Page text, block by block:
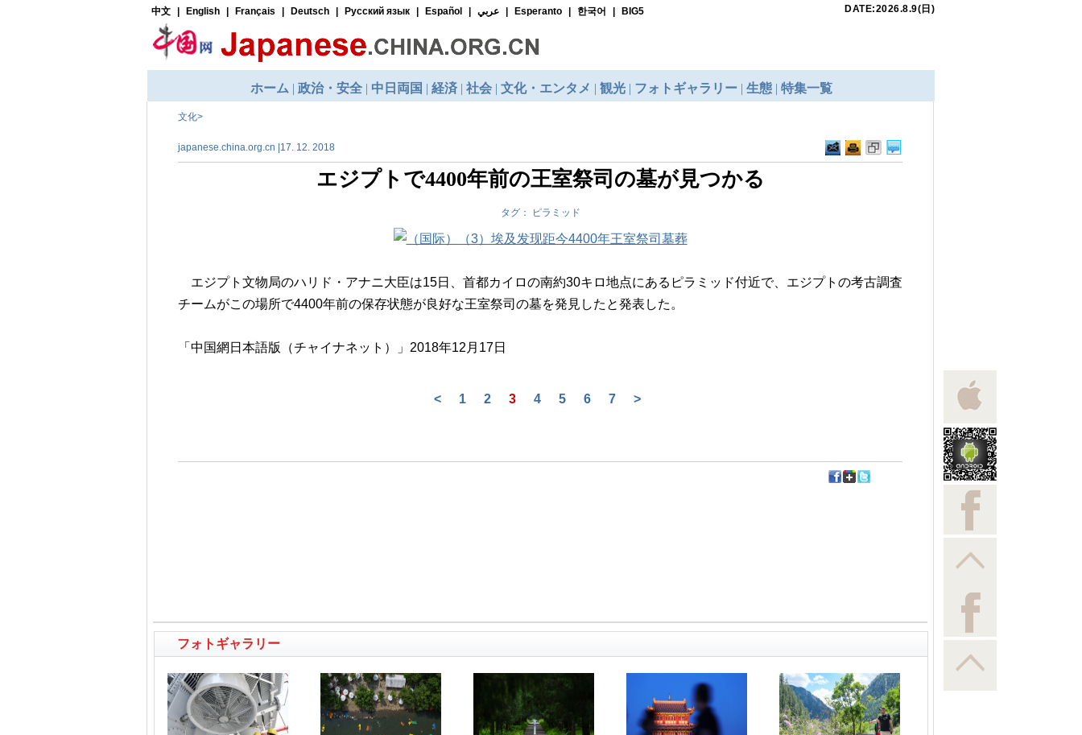
文化>
japanese.china.org.cn |17. 12. 2018
エジプトで4400年前の王室祭司の墓が見つかる
タグ： ピラミッド
エジプト文物局のハリド・アナニ大臣は15日、首都カイロの南約30キロ地点にあるピラミッド付近で、エジプトの考古調査
チームがこの場所で4400年前の保存状態が良好な王室祭司の墓を発見したと発表した。
「中国網日本語版（チャイナネット）」2018年12月17日
< 1 2 3 4 5 6 7 >